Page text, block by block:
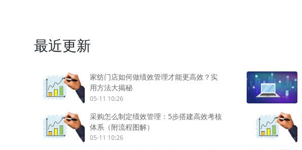
最近更新
家纺门店如何做绩效管理才能更高效？实
用方法大揭秘
05-11 10:26
采购怎么制定绩效管理：5步搭建高效考核
体系（附流程图解）
05-11 10:26